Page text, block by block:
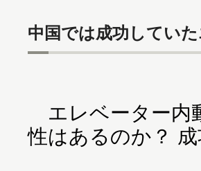
中国では成功してい
エレベーター内
性はあるのか？